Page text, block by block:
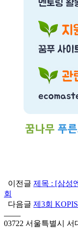
이전글 제목 : [삼성
회
다음글 제3회
03722 서울특별시